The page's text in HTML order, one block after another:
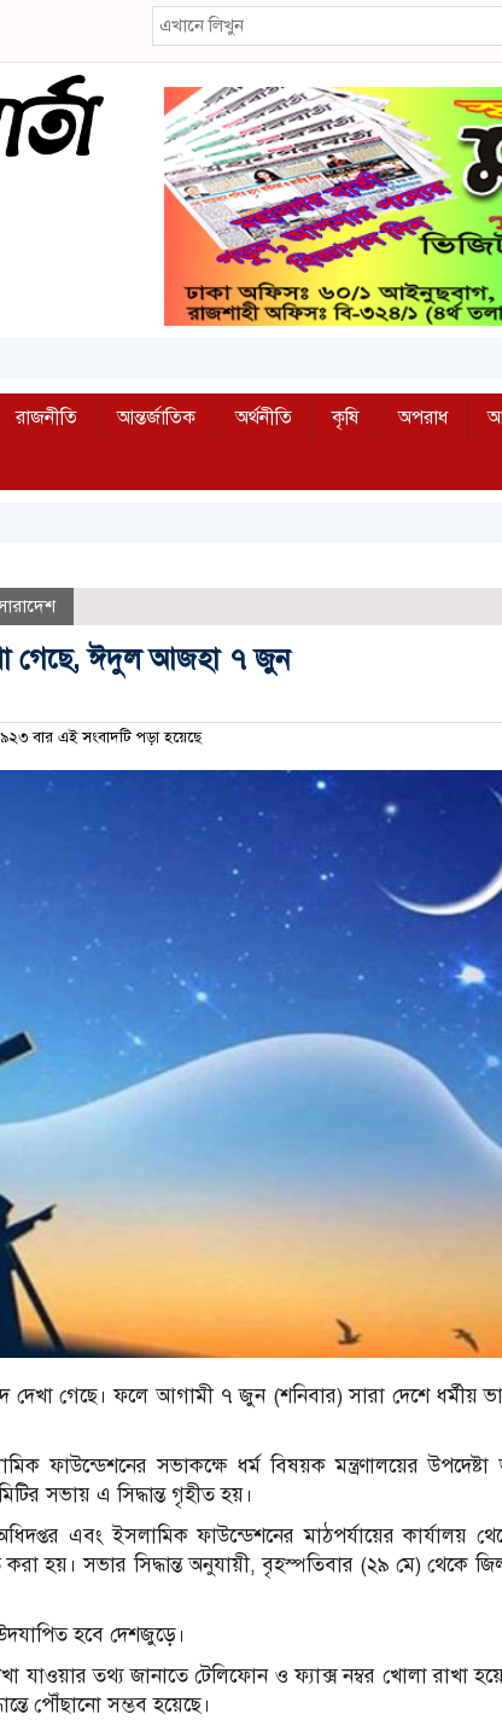
রাজনীতি আন্তর্জাতিক অর্থনীতি কৃষি অপরাধ
গেছে, ঈদুল আজহা ৭ জুন
বার এই সংবাদটি পড়া হয়েছে
গেছে। ফলে আগামী ৭ জুন (শনিবার) সারা দেশে ধর্মীয়
ফাউন্ডেশনের সভাকক্ষে ধর্ম বিষয়ক মন্ত্রণালয়ের
সভায় এ সিদ্ধান্ত গৃহীত হয়।
এবং ইসলামিক ফাউন্ডেশনের মাঠপর্যায়ের কার্যালয়
করা হয়। সভার সিদ্ধান্ত অনুযায়ী, বৃহস্পতিবার (২৯ মে) থেকে
হবে দেশজুড়ে।
যাওয়ার তথ্য জানাতে টেলিফোন ও ফ্যাক্স নম্বর খোলা রাখা
পৌঁছানো সম্ভব হয়েছে।